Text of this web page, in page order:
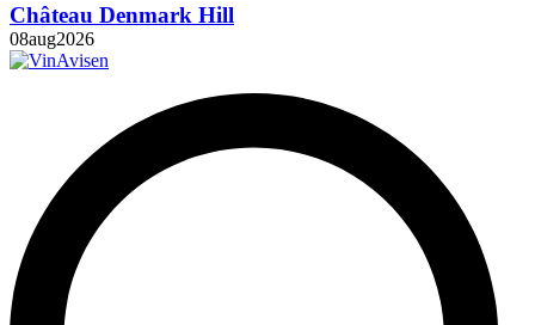
Château Denmark Hill
08aug2026